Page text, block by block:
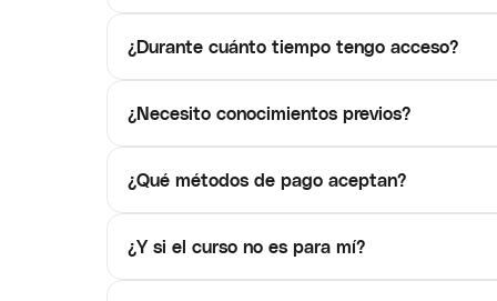
¿Durante cuánto tiempo tengo acceso?
¿Necesito conocimientos previos?
¿Qué métodos de pago aceptan?
¿Y si el curso no es para mí?